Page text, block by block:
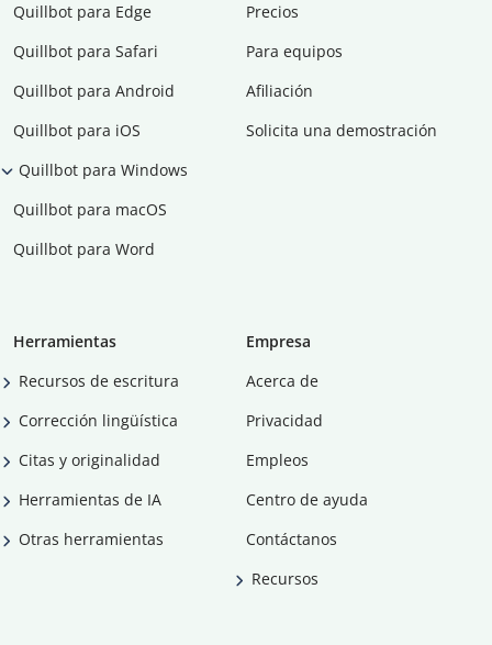
Quillbot para Edge
Quillbot para Safari
Quillbot para Android
Quillbot para iOS
Quillbot para Windows
Quillbot para macOS
Quillbot para Word
Precios
Para equipos
Afiliación
Solicita una demostración
Herramientas
Recursos de escritura
Corrección lingüística
Citas y originalidad
Herramientas de IA
Otras herramientas
Empresa
Acerca de
Privacidad
Empleos
Centro de ayuda
Contáctanos
Recursos